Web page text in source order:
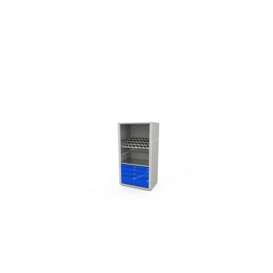
МЕДИЦИНСКАЯ МЕБЕЛЬ
ОФИСНАЯ МЕБЕЛЬ